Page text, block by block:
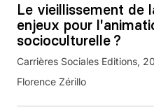
Le vieillissement de
enjeux pour
socioculturelle ?
Carrières Sociales Editions,
Florence Zérillo